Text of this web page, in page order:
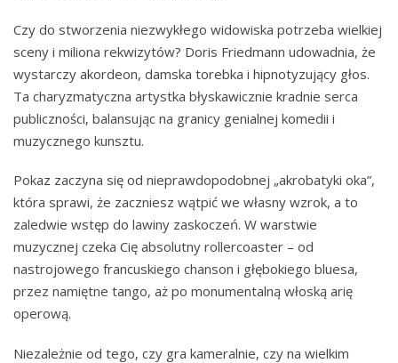
Czy do stworzenia niezwykłego widowiska potrzeba wielkiej
sceny i miliona rekwizytów? Doris Friedmann udowadnia, że
wystarczy akordeon, damska torebka i hipnotyzujący głos.
Ta charyzmatyczna artystka błyskawicznie kradnie serca
publiczności, balansując na granicy genialnej komedii i
muzycznego kunsztu.
Pokaz zaczyna się od nieprawdopodobnej „akrobatyki oka”,
która sprawi, że zaczniesz wątpić we własny wzrok, a to
zaledwie wstęp do lawiny zaskoczeń. W warstwie
muzycznej czeka Cię absolutny rollercoaster – od
nastrojowego francuskiego chanson i głębokiego bluesa,
przez namiętne tango, aż po monumentalną włoską arię
operową.
Niezależnie od tego, czy gra kameralnie, czy na wielkim